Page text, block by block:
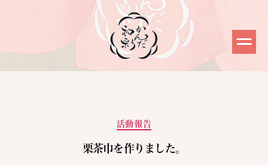
カ
ゴ
活動報告
栗茶巾を作りました。